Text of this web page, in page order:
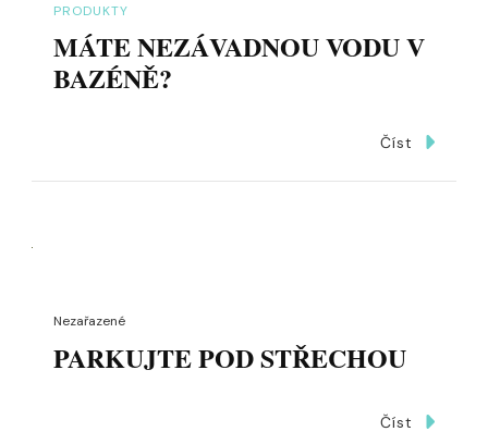
PRODUKTY
MÁTE NEZÁVADNOU VODU V
BAZÉNĚ?
Číst
Nezařazené
PARKUJTE POD STŘECHOU
Číst